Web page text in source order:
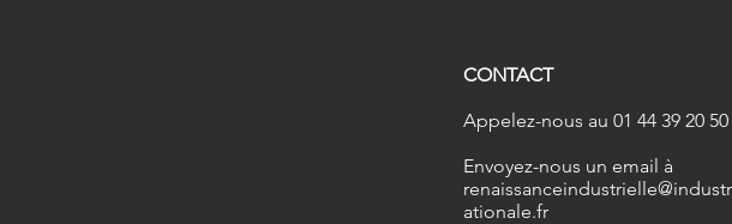
CONTACT
Appelez-nous au 01 44 39 20 50
​Envoyez-nous un email à
renaissanceindustrielle
ationale.fr